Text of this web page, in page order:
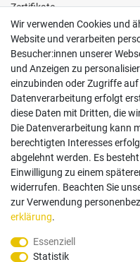
Zertifikate
Zahlungsarten
Paypal
Versand Dienstleister
Wir verwenden Cookies und
Website und verarbeiten
Besucher:innen unserer
und Anzeigen zu
einzubinden oder Zugriffe
Datenverarbeitung erfolgt
diese Daten mit Dritten, die
Die Datenverarbeitung kann
berechtigten Interesses
abgelehnt werden. Es
Einwilligung zu einem
widerrufen. Beachten Sie
zur Verwendung
erklärung.
Essenziell
Statistik